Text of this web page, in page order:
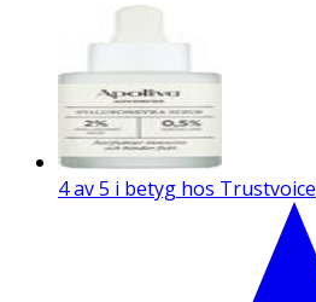
4 av 5 i betyg hos Trustvoice